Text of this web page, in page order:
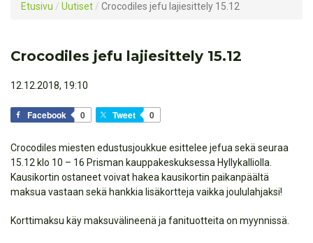
Etusivu / Uutiset / Crocodiles jefu lajiesittely 15.12
Crocodiles jefu lajiesittely 15.12
12.12.2018, 19:10
Facebook 0 Tweet 0
Crocodiles miesten edustusjoukkue esittelee jefua sekä seuraa
15.12 klo 10 – 16 Prisman kauppakeskuksessa Hyllykalliolla.
Kausikortin ostaneet voivat hakea kausikortin paikanpäältä
maksua vastaan sekä hankkia lisäkortteja vaikka joululahjaksi!
Korttimaksu käy maksuvälineenä ja fanituotteita on myynnissä.